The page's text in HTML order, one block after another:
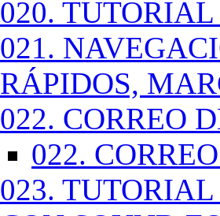
020.
021.
RÁPIDOS,
022. CORREO
022.
023.